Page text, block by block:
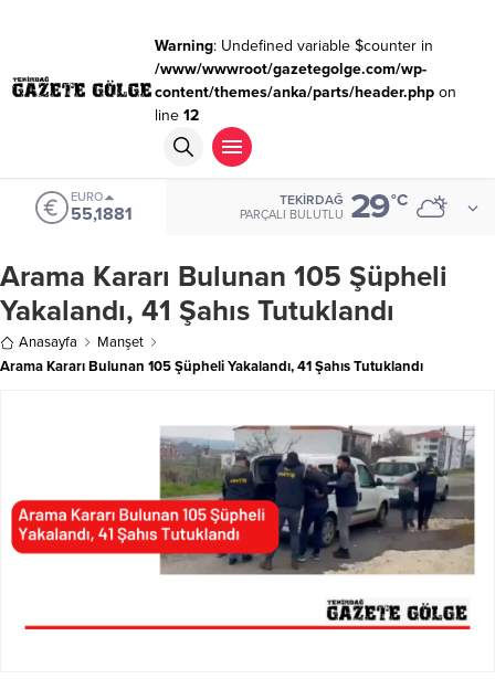
Warning: Undefined variable $counter in
/www/wwwroot/gazetegolge.com/wp-
content/themes/anka/parts/header.phpon
line 12
EURO
55,1881
TEKIRDAĞ
PARÇALI BULUTLU 29°C
Arama Kararı Bulunan 105 Şüpheli
Yakalandı, 41 Şahıs Tutuklandı
Anasayfa
Manşet
Arama Kararı Bulunan 105 Şüpheli Yakalandı, 41 Şahıs Tutuklandı